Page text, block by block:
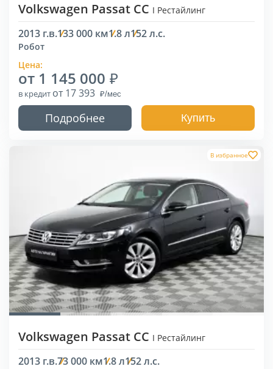
Volkswagen Passat CC I Рестайлинг
2013 г.в.133 000 км1.8 л152 л.с.
Робот
Цена:
от 1 145 000
в кредит от 17 393
Подробнее Купить
В избранное
Volkswagen Passat CC I Рестайлинг
2013 г.в.73 000 км1.8 л152 л.с.